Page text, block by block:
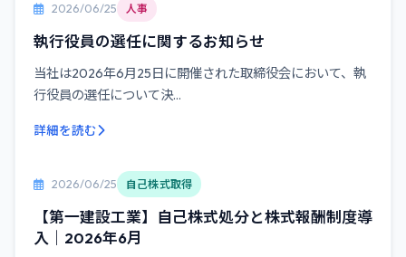
2026/06/25 人事
執行役員の選任に関するお知らせ
当社は2026年6月25日に開催された取締役会において、執
行役員の選任について決...
詳細を読む
2026/06/25 自己株式取得
【第一建設工業】自己株式処分と株式報酬制度導
入｜2026年6月